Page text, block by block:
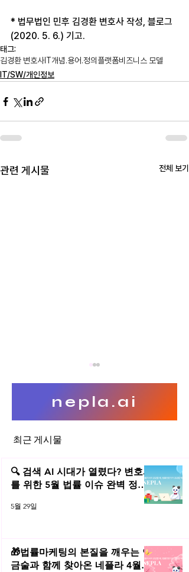
* 법무법인 민후 김경환 변호사 작성, 블로그
(2020. 5. 6.) 기고.
태그:
김경환 변호사 IT개념.용어.정의 플랫폼비즈니스 모델
IT/SW/개인정보
관련 게시물 전체 보기
적 지위는?
nepla.ai
최근 게시물
🔍 검색 AI 시대가 열렸다? 변호사
를 위한 5월 법률 이슈 완벽 정리 |
5월 29일
🎁법률마케팅의 본질을 깨우는 연
금술과 함께 찾아온 네플라 4월